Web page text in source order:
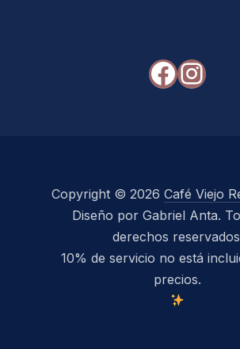
Copyright © 2026 Café Viejo
Diseño por Gabriel Anta.
derechos
10% de servicio no está
precios.